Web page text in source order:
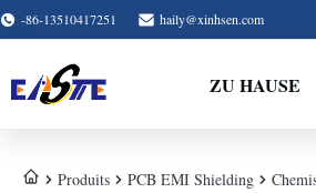
-86-13510417251 haily@xinhsen.com
ZU HAUSE
Produits PCB EMI Shielding